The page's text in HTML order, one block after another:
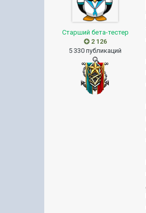
Старший бета-тестер
2 126
5 330 публикаций